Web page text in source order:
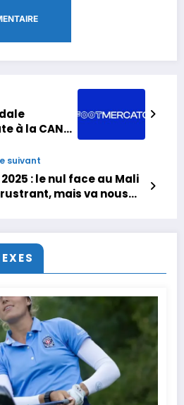
à la CAN
suivant
2025 : le nul face au Mali
mais va nous